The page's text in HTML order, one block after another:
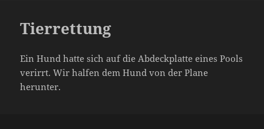
Tierrettung
Ein Hund hatte sich auf die Abdeckplatte eines Pools
verirrt. Wir halfen dem Hund von der Plane
herunter.